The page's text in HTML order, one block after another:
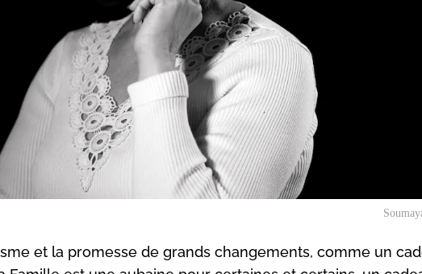
et la promesse de grands changements, comme un